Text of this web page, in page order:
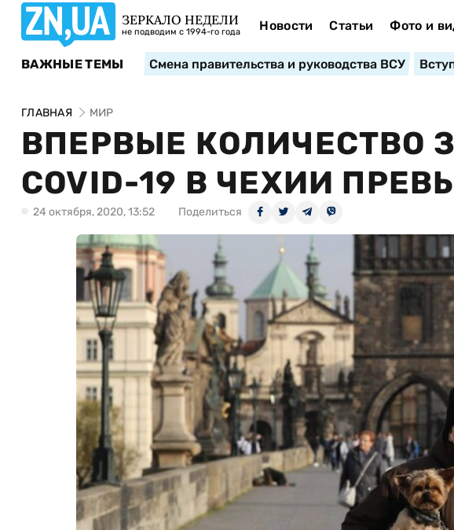
ЗЕРКАЛО НЕДЕЛИ
не подводим с 1994-го года Новости Статьи Фото и
ВАЖНЫЕ ТЕМЫ Смена правительства и руководства ВСУ
ГЛАВНАЯ МИР
ВПЕРВЫЕ КОЛИЧЕСТВО
COVID-19 В ЧЕХИИ
24 октября, 2020, 13:52 Поделиться